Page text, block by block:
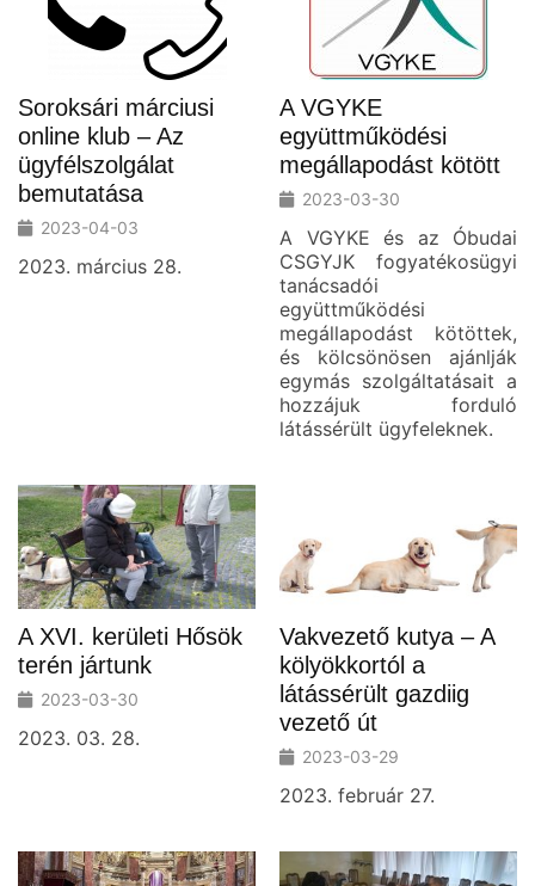
Soroksári márciusi
online klub – Az
ügyfélszolgálat
bemutatása
2023-04-03
2023. március 28.
A VGYKE
együttműködési
megállapodást kötött
2023-03-30
A VGYKE és az Óbudai
CSGYJK fogyatékosügyi
tanácsadói
együttműködési
megállapodást kötöttek,
és kölcsönösen ajánlják
egymás szolgáltatásait a
hozzájuk forduló
látássérült ügyfeleknek.
A XVI. kerületi Hősök
terén jártunk
2023-03-30
2023. 03. 28.
Vakvezető kutya – A
kölyökkortól a
látássérült gazdiig
vezető út
2023-03-29
2023. február 27.